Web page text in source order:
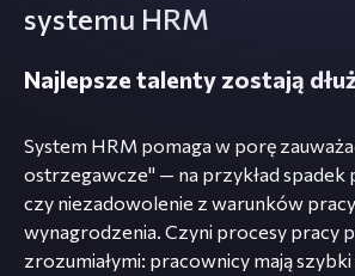
systemu HRM
Najlepsze talenty zostają
System HRM pomaga w porę
ostrzegawcze" — na przykład spadek
czy niezadowolenie z warunków
wynagrodzenia. Czyni procesy pracy
zrozumiałymi: pracownicy mają